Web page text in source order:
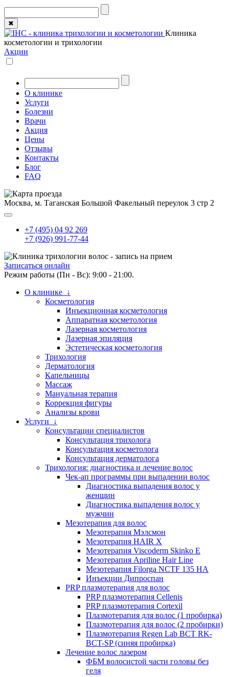
✖
Клиника
косметологии и трихологии
Акции
О клинике
Услуги
Болезни
Врачи
Акция
Цены
Отзывы
Контакты
Блог
FAQ
Москва, м. Таганская Большой Факельный переулок 3 стр 2
+7 (495) 04 92 269
+7 (926) 991-77-44
Записаться онлайн
Режим работы (Пн - Вс): 9:00 - 21:00.
О клинике ↓
Косметология
Инъекционная косметология
Аппаратная косметология
Лазерная косметология
Лазерная эпиляция
Эстетическая косметология
Трихология
Дерматология
Капельницы
Массаж
Мануальная терапия
Коррекция фигуры
Анализы крови
Услуги ↓
Консультации специалистов
Консультация трихолога
Консультация косметолога
Консультация дерматолога
Трихология: диагностика и лечение волос
Чек-ап программы при выпадении волос
Диагностика выпадения волос у
женщин
Диагностика выпадения волос у
мужчин
Мезотерапия для волос
Мезотерапия Мэлсмон
Мезотерапия HAIR X
Мезотерапия Viscoderm Skinko E
Мезотерапия Apriline Hair Line
Мезотерапия Filorga NCTF 135 HA
Инъекции Дипроспан
PRP плазмотерапия для волос
PRP плазмотерапия Cellenis
PRP плазмотерапия Cortexil
Плазмотерапия для волос (1 пробирка)
Плазмотерапия для волос (2 пробирки)
Плазмотерапия Regen Lab BCT RK-
BCT-SP (синяя пробирка)
Лечение волос лазером
ФБМ волосистой части головы без
геля